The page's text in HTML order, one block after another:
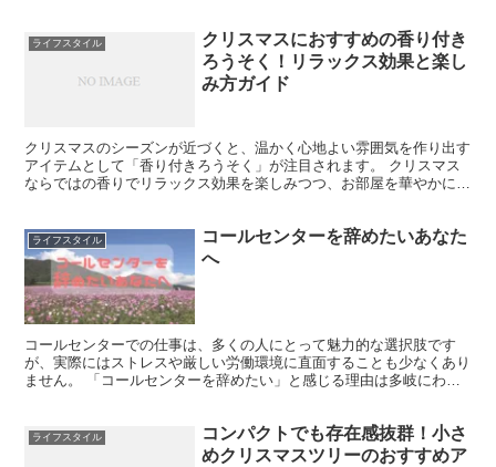
ライフスタイル
クリスマスにおすすめの香り付き
ろうそく！リラックス効果と楽し
み方ガイド
クリスマスのシーズンが近づくと、温かく心地よい雰囲気を作り出す
アイテムとして「香り付きろうそく」が注目されます。 クリスマス
ならではの香りでリラックス効果を楽しみつつ、お部屋を華やかに彩
ライフスタイル
コールセンターを辞めたいあなた
へ
コールセンターでの仕事は、多くの人にとって魅力的な選択肢です
が、実際にはストレスや厳しい労働環境に直面することも少なくあり
ません。 「コールセンターを辞めたい」と感じる理由は多岐にわた
ライフスタイル
コンパクトでも存在感抜群！小さ
めクリスマスツリーのおすすめア